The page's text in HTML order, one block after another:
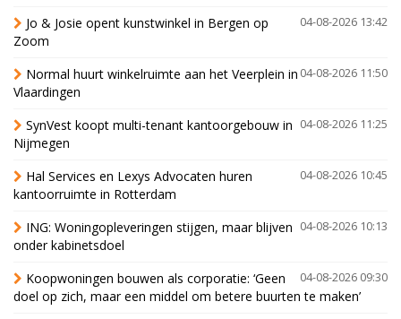
04-08-2026 13:42
Jo & Josie opent kunstwinkel in Bergen op
Zoom
04-08-2026 11:50
Normal huurt winkelruimte aan het Veerplein in
Vlaardingen
04-08-2026 11:25
SynVest koopt multi-tenant kantoorgebouw in
Nijmegen
04-08-2026 10:45
Hal Services en Lexys Advocaten huren
kantoorruimte in Rotterdam
04-08-2026 10:13
ING: Woningopleveringen stijgen, maar blijven
onder kabinetsdoel
04-08-2026 09:30
Koopwoningen bouwen als corporatie: ‘Geen
doel op zich, maar een middel om betere buurten te maken’